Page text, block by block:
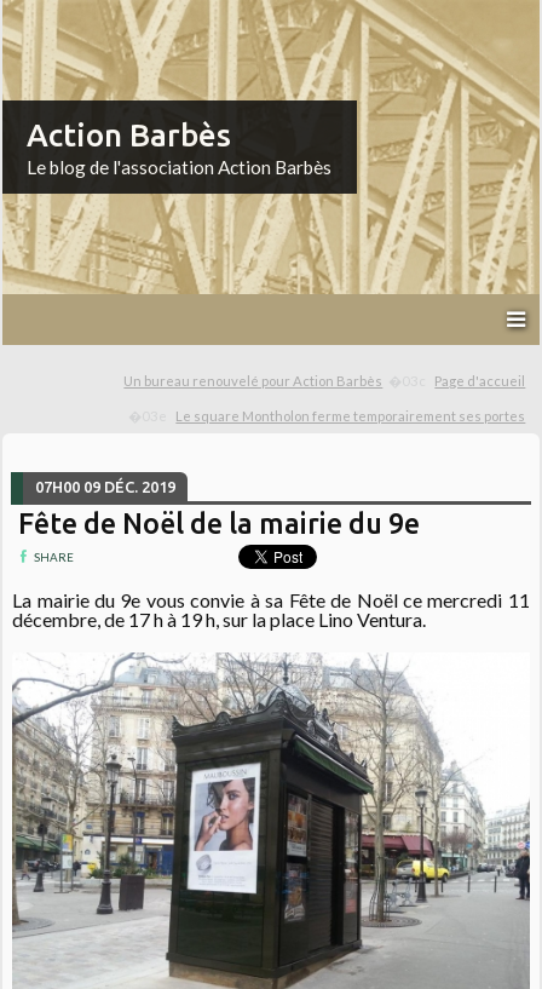
Action Barbès
Le blog de l'association Action Barbès
Un bureau renouvelé pour Action Barbès Page d'accueil
Le square Montholon ferme temporairement ses portes
07H00 09 DÉC. 2019
Fête de Noël de la mairie du 9e
SHARE
La mairie du 9e vous convie à sa Fête de Noël ce mercredi 11
décembre, de 17 h à 19 h, sur la place Lino Ventura.